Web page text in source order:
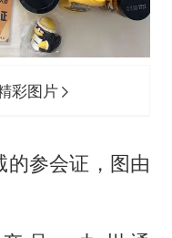
彩图片
的参会证，图由